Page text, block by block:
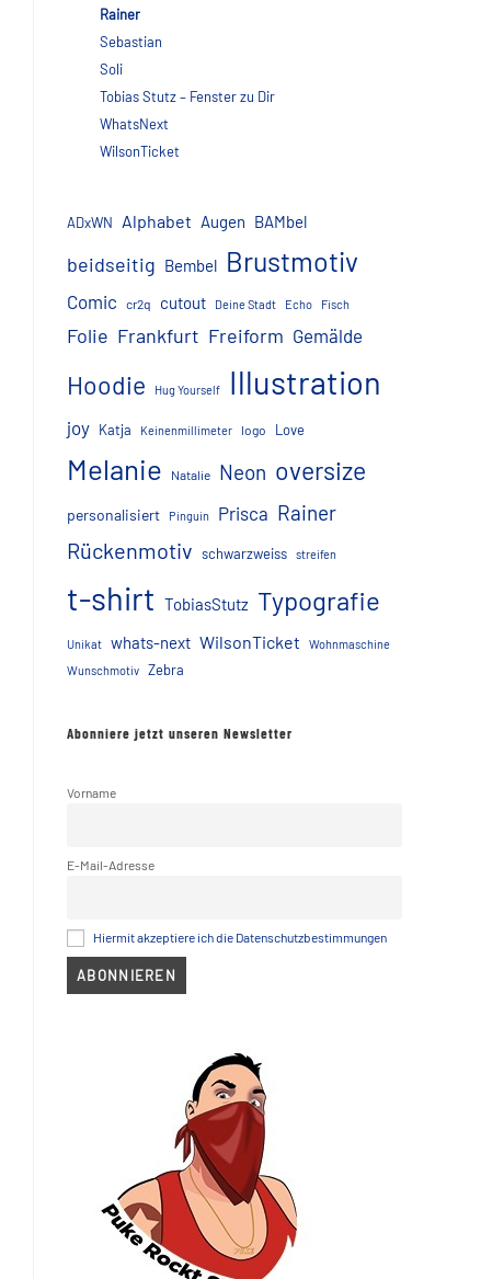
Rainer
Sebastian
Soli
Tobias Stutz – Fenster zu Dir
WhatsNext
WilsonTicket
ADxWN Alphabet Augen BAMbel
beidseitig Bembel Brustmotiv
Comic cr2q cutout Deine Stadt Echo Fisch
Folie Frankfurt Freiform Gemälde
Hoodie Hug Yourself Illustration
joy Katja Keinenmillimeter logo Love
Melanie Natalie Neon oversize
personalisiert Pinguin Prisca Rainer
Rückenmotiv schwarzweiss streifen
t-shirt TobiasStutz Typografie
Unikat whats-next WilsonTicket
Wohnmaschine
Wunschmotiv
Zebra
Abonniere jetzt unseren Newsletter
Vorname
E-Mail-Adresse
Hiermit akzeptiere ich die Datenschutzbestimmungen